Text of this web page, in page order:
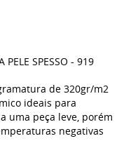
PELE SPESSO - 919
de 320gr/m2
ideais para
uma peça leve, porém
negativas